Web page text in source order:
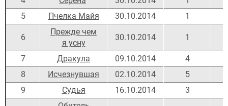
5
Пчелка Майя 30.10.2014 1
6
Прежде чем
я усну
30.10.2014 1
7 Дракула 09.10.2014 4
8
Исчезнувшая 02.10.2014 5
9
Судья 16.10.2014 3